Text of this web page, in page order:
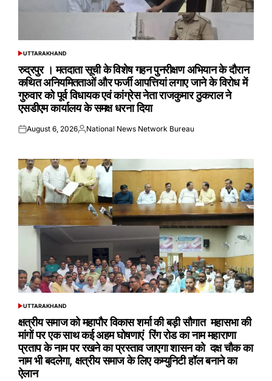
POSTED
UTTARAKHAND
रुद्रपुर । मतदाता सूची के विशेष गहन पुनरीक्षण अभियान के दौरान
कथित अनियमितताओं और फर्जी आपत्तियां लगाए जाने के विरोध में
गुरुवार को पूर्व विधायक एवं कांग्रेस नेता राजकुमार ठुकराल ने
एसडीएम कार्यालय के समक्ष धरना दिया
Posted
August 6, 2026Posted
National News Network Bureau
POSTED
UTTARAKHAND
क्षत्रीय समाज को महापौर विकास शर्मा की बड़ी सौगात महासभा की
मांगों पर एक साथ कई अहम घोषणाएं रिंग रोड का नाम महाराणा
प्रताप के नाम पर रखने का प्रस्ताव जाएगा शासन को दक्ष चौक का
नाम भी बदलेगा, क्षत्रीय समाज के लिए कम्युनिटी हॉल बनाने का
ऐलान